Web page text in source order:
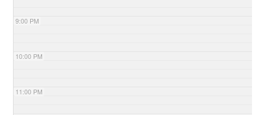
9:00 PM
10:00 PM
11:00 PM